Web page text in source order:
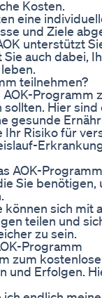
Kosten.
eine
und Ziele
unterstützt
auch dabei,
teilnehmen?
AOK-Programm
Hier sind
gesunde
Ihr Risiko für
AOK-
Sie benötigen,
können sich mit
teilen und
zu sein.
Programm
zum
und Erfolgen.